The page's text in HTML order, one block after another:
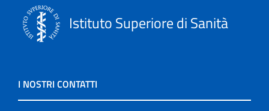
Istituto Superiore di Sanità
I NOSTRI CONTATTI